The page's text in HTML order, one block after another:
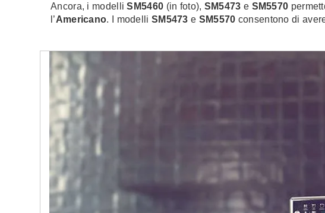
Ancora, i modelliSM5460 (in foto), SM5473 e SM5570
l’Americano. I modelli SM5473 e SM5570 consentono di